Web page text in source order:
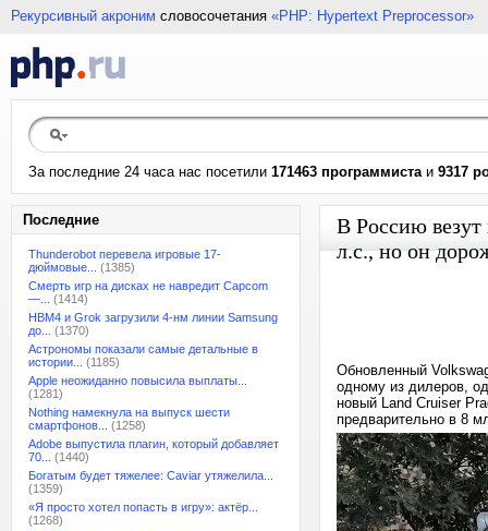
Рекурсивный акроним словосочетания «PHP: Hypertext Preprocessor»
За последние 24 часа нас посетили 171463 программистаи 9317
Последние
Thunderobot перевела игровые 17-
дюймовые...
(1385)
Смерть игр на дисках не навредит Capcom
—...
(1414)
HBM4 и Grok загрузили 4-нм линии Samsung
до...
(1370)
Астрономы показали самые детальные в
истории...
(1185)
Apple неожиданно повысила выплаты...
(1281)
Nothing намекнула на выпуск шести
смартфонов...
(1258)
Adobe выпустила плагин, который добавляет
70...
(1440)
Богатым будет тяжелее: Caviar утяжелила...
(1359)
«Я просто хотел попасть в игру»: актёр...
(1268)
В Россию
л.с., но он
Обновленный
одному из дилеров,
новый Land Cruiser
предварительно в 8